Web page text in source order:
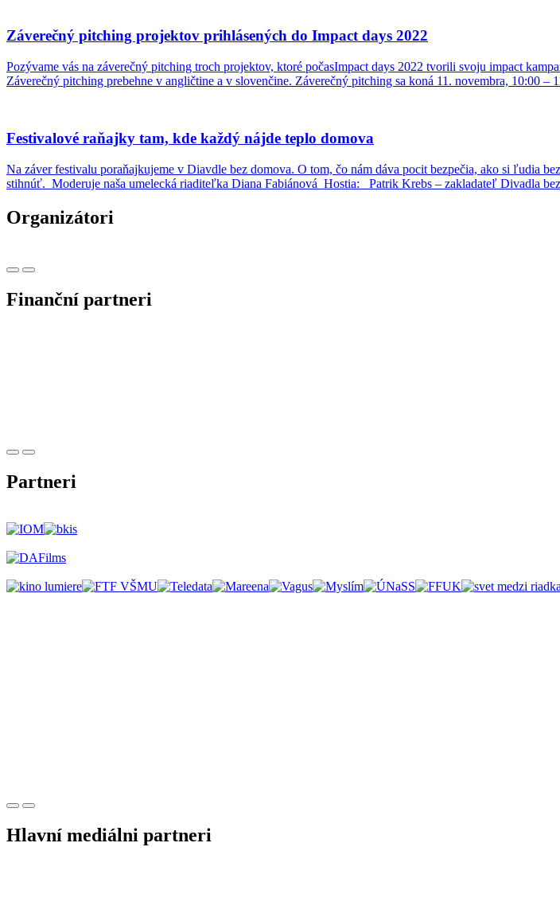
Záverečný pitching projektov prihlásených do Impact days 2022
Pozývame vás na záverečný pitching troch projektov, ktoré počasImpact days 2022 tvorili svoju impact
Záverečný pitching prebehne v angličtine a v slovenčine. Záverečný pitching sa koná 11. novembra, 10:00
Festivalové raňajky tam, kde každý nájde teplo domova
Na záver festivalu poraňajkujeme v Diavdle bez domova. O tom, čo nám dáva pocit bezpečia, ako si ľudia
stihnúť. Moderuje naša umelecká riaditeľka Diana Fabiánová Hostia: Patrik Krebs – zakladateľ Divadla
Organizátori
Finanční partneri
Partneri
Hlavní mediálni partneri